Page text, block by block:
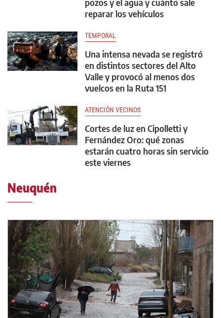
reparar los vehículos
TEMPORAL
Una intensa nevada se registró
en distintos sectores del Alto
Valle y provocó al menos dos
vuelcos en la Ruta 151
ATENCIÓN VECINOS
Cortes de luz en Cipolletti y
Fernández Oro: qué zonas
estarán cuatro horas sin servicio
este viernes
Neuquén